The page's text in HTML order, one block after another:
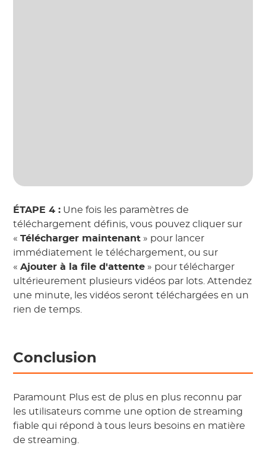
ÉTAPE 4 : Une fois les paramètres de
téléchargement définis, vous pouvez cliquer sur
«Télécharger maintenant » pour lancer
immédiatement le téléchargement, ou sur
«Ajouter à la file d'attente » pour télécharger
ultérieurement plusieurs vidéos par lots. Attendez
une minute, les vidéos seront téléchargées en un
rien de temps.
Conclusion
Paramount Plus est de plus en plus reconnu par
les utilisateurs comme une option de streaming
fiable qui répond à tous leurs besoins en matière
de streaming.